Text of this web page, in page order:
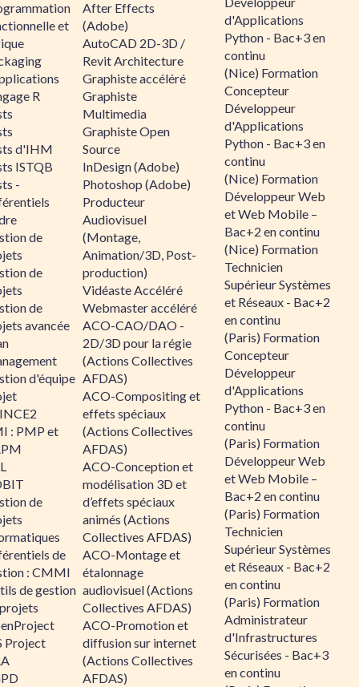
et
R
d'IHM
ISTQB
-
de
de
de
avancée
d'équipe
: PMP et
de
de
: CMMI
de gestion
Project
After Effects
(Adobe)
AutoCAD 2D-3D /
Revit Architecture
Graphiste accéléré
Graphiste
Multimedia
Graphiste Open
Source
InDesign (Adobe)
Photoshop (Adobe)
Producteur
Audiovisuel
(Montage,
Animation/3D, Post-
production)
Vidéaste Accéléré
Webmaster accéléré
ACO-CAO/DAO -
2D/3D pour la régie
(Actions Collectives
AFDAS)
ACO-Compositing et
effets spéciaux
(Actions Collectives
AFDAS)
ACO-Conception et
modélisation 3D et
d’effets spéciaux
animés (Actions
Collectives AFDAS)
ACO-Montage et
étalonnage
audiovisuel (Actions
Collectives AFDAS)
ACO-Promotion et
diffusion sur internet
(Actions Collectives
AFDAS)
d'Applications
Python - Bac+3 en
continu
(Nice) Formation
Concepteur
Développeur
d'Applications
Python - Bac+3 en
continu
(Nice) Formation
Développeur Web
et Web Mobile –
Bac+2 en continu
(Nice) Formation
Technicien
Supérieur Systèmes
et Réseaux - Bac+2
en continu
(Paris) Formation
Concepteur
Développeur
d'Applications
Python - Bac+3 en
continu
(Paris) Formation
Développeur Web
et Web Mobile –
Bac+2 en continu
(Paris) Formation
Technicien
Supérieur Systèmes
et Réseaux - Bac+2
en continu
(Paris) Formation
Administrateur
d'Infrastructures
Sécurisées - Bac+3
en continu